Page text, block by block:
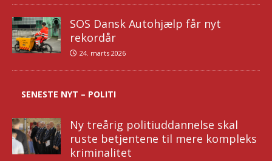
SOS Dansk Autohjælp får nyt
rekordår
24. marts 2026
SENESTE NYT – POLITI
Ny treårig politiuddannelse skal
ruste betjentene til mere kompleks
kriminalitet